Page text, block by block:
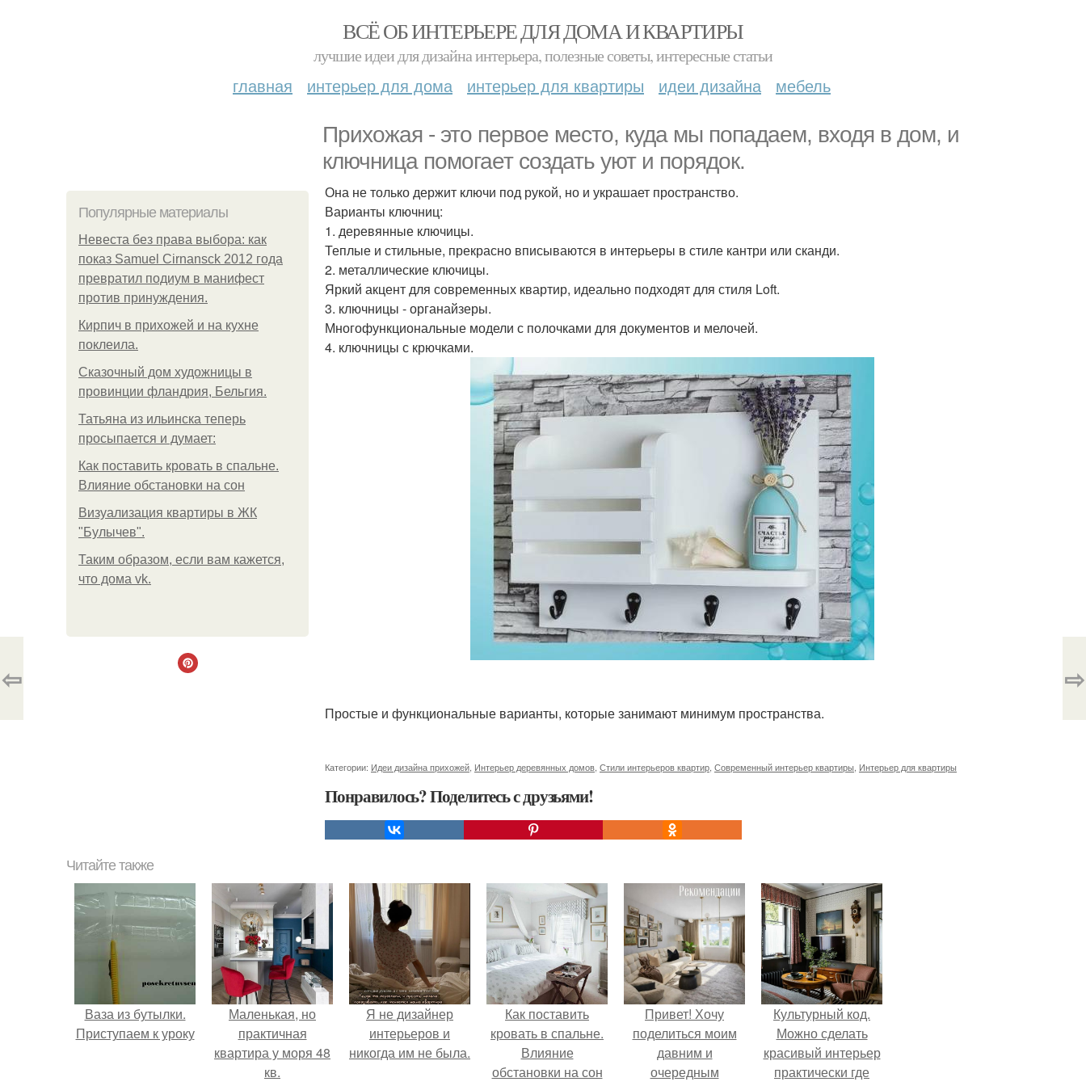
ВСЁ ОБ ИНТЕРЬЕРЕ ДЛЯ ДОМА И КВАРТИРЫ
лучшие идеи для дизайна интерьера, полезные советы, интересные статьи
главная интерьер для дома интерьер для квартиры идеи дизайна мебель
Прихожая - это первое место, куда мы попадаем, входя в дом, и
ключница помогает создать уют и порядок.
Популярные материалы
Невеста без права выбора: как
показ Samuel Cirnansck 2012 года
превратил подиум в манифест
против принуждения.
Кирпич в прихожей и на кухне
поклеила.
Сказочный дом художницы в
провинции фландрия, Бельгия.
Татьяна из ильинска теперь
просыпается и думает:
Как поставить кровать в спальне.
Влияние обстановки на сон
Визуализация квартиры в ЖК
"Булычев".
Таким образом, если вам кажется,
что дома vk.
Она не только держит ключи под рукой, но и украшает пространство.
Варианты ключниц:
1. деревянные ключицы.
Теплые и стильные, прекрасно вписываются в интерьеры в стиле кантри или сканди.
2. металлические ключицы.
Яркий акцент для современных квартир, идеально подходят для стиля Loft.
3. ключницы - органайзеры.
Многофункциональные модели с полочками для документов и мелочей.
4. ключницы с крючками.
Простые и функциональные варианты, которые занимают минимум пространства.
Категории: Идеи дизайна прихожей Интерьер деревянных домов Стили интерьеров квартир Современный интерьер квартиры Интерьер для квартиры
Понравилось? Поделитесь с друзьями!
⇦ ⇨
Читайте также
Ваза из бутылки.
Приступаем к уроку
Маленькая, но
практичная
квартира у моря 48
кв.
Я не дизайнер
интерьеров и
никогда им не была.
Как поставить
кровать в спальне.
Влияние
обстановки на сон
Привет! Хочу
поделиться моим
давним и
очередным
Культурный код.
Можно сделать
красивый интерьер
практически где